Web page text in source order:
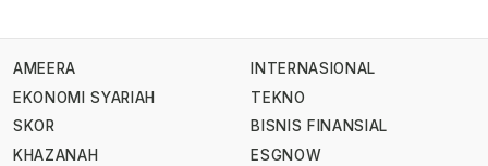
AMEERA
EKONOMI SYARIAH
SKOR
KHAZANAH
INTERNASIONAL
TEKNO
BISNIS FINANSIAL
ESGNOW